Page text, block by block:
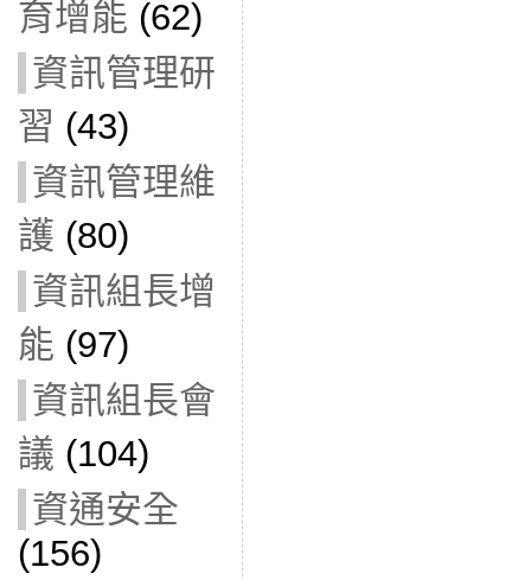
育增能 (62)
資訊管理研
習 (43)
資訊管理維
護 (80)
資訊組長增
能 (97)
資訊組長會
議 (104)
資通安全
(156)